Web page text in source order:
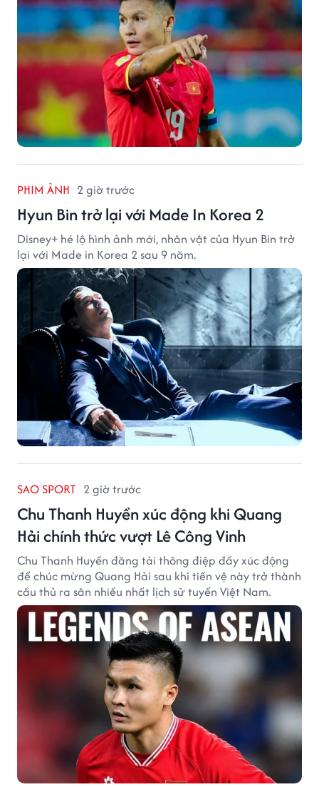
PHIM ẢNH 2 giờ trước
Hyun Bin trở lại với Made In Korea 2
Disney+ hé lộ hình ảnh mới, nhân vật của Hyun Bin trở
lại với Made in Korea 2 sau 9 năm.
SAO SPORT 2 giờ trước
Chu Thanh Huyền xúc động khi Quang
Hải chính thức vượt Lê Công Vinh
Chu Thanh Huyền đăng tải thông điệp đầy xúc động
để chúc mừng Quang Hải sau khi tiền vệ này trở thành
cầu thủ ra sân nhiều nhất lịch sử tuyển Việt Nam.